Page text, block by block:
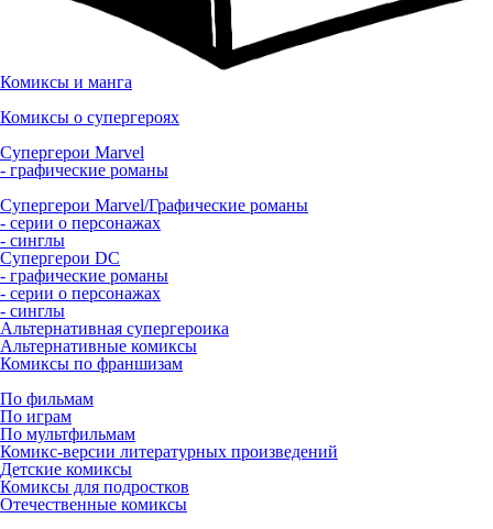
Комиксы и манга
Комиксы о супергероях
Супергерои Marvel
- графические романы
Супергерои Marvel/Графические романы
- серии о персонажах
- синглы
Супергерои DC
- графические романы
- серии о персонажах
- синглы
Альтернативная супергероика
Альтернативные комиксы
Комиксы по франшизам
По фильмам
По играм
По мультфильмам
Комикс-версии литературных произведений
Детские комиксы
Комиксы для подростков
Отечественные комиксы